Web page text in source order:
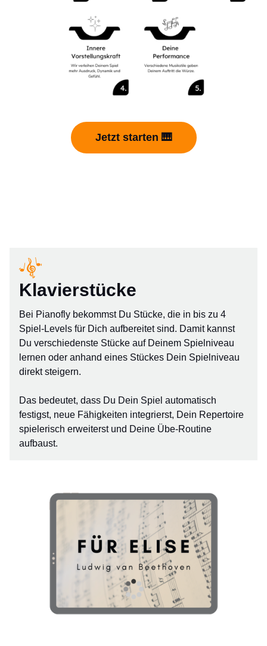
Jetzt starten 🎹
Klavierstücke
Bei Pianofly bekommst Du Stücke, die in bis zu 4
Spiel-Levels für Dich aufbereitet sind. Damit kannst
Du verschiedenste Stücke auf Deinem Spielniveau
lernen oder anhand eines Stückes Dein Spielniveau
direkt steigern.
Das bedeutet, dass Du Dein Spiel automatisch
festigst, neue Fähigkeiten integrierst, Dein Repertoire
spielerisch erweiterst und Deine Übe-Routine
aufbaust.